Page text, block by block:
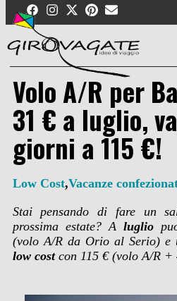
content
Volo A/R per
31 € a luglio,
giorni a 115 €!
Low Cost,Vacanze
Stai pensando di fare un
prossima estate?A luglio
(volo A/R da Orio al Serio)e
low costcon 115 € (volo A/R +